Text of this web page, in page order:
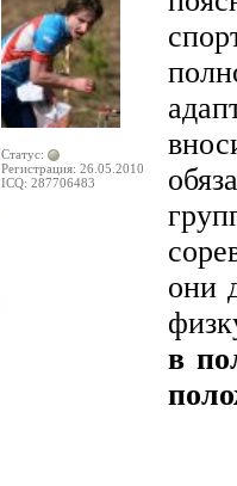
Статус:
Регистрация: 26.05.2010
ICQ: 287706483
они
в